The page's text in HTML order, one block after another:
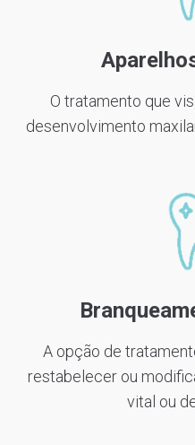
O tratamento que
desenvolvimento
A opção de
restabelecer ou
vital ou